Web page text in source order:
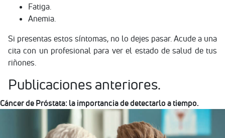
Fatiga.
Anemia.
Si presentas estos síntomas, no lo dejes pasar. Acude a una
cita con un profesional para ver el estado de salud de tus
riñones.
Publicaciones anteriores.
Cáncer de Próstata: la importancia de detectarlo a tiempo.